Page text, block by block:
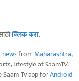
क्लिक करा.
newsfrom Maharashtra,
Lifestyle at SaamTV.
Tv app forAndroid